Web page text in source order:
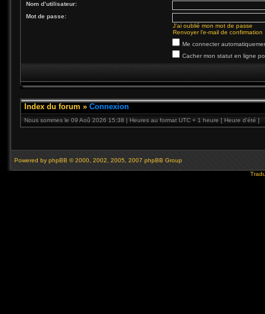
Nom d’utilisateur:
Mot de passe:
J’ai oublié mon mot de passe
Renvoyer l’e-mail de confirmation
Me connecter
Cacher mon statut en ligne
Index du forum » Connexion
Nous sommes le 09 Aoû 2026 15:38 | Heures au format UTC + 1 heure [ Heure d’été ]
Powered by phpBB © 2000, 2002, 2005, 2007 phpBB Group